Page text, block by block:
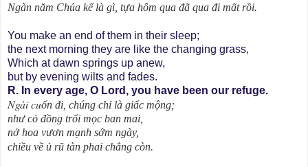
Ngàn năm Chúa kể là gì, tựa hôm qua đã qua đi mất rồi.
You make an end of them in their sleep;
the next morning they are like the changing grass,
Which at dawn springs up anew,
but by evening wilts and fades.
R. In every age, O Lord, you have been our refuge.
Ngài cuốn đi, chúng chỉ là giấc mộng;
như cỏ đồng trổi mọc ban mai,
nở hoa vươn mạnh sớm ngày,
chiều về ủ rũ tàn phai chẳng còn.